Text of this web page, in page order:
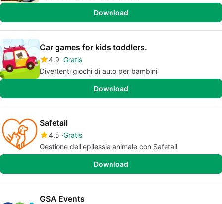
Download
Car games for kids toddlers.
4.9 Gratis
Divertenti giochi di auto per bambini
Download
Safetail
4.5 Gratis
Gestione dell'epilessia animale con Safetail
Download
GSA Events